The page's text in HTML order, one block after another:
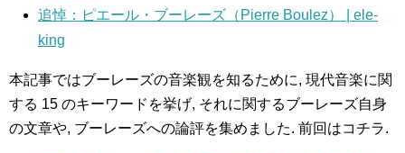
追悼：ピエール・ブーレーズ（Pierre Boulez） | ele-
king
本記事ではブーレーズの音楽観を知るために, 現代音楽に関
する 15 のキーワードを挙げ, それに関するブーレーズ自身
の文章や, ブーレーズへの論評を集めました. 前回はコチラ.